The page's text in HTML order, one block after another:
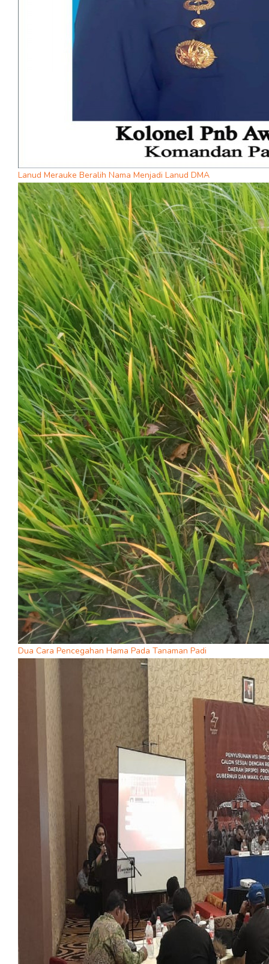
Lanud Merauke Beralih Nama Menjadi Lanud DMA
Dua Cara Pencegahan Hama Pada Tanaman Padi